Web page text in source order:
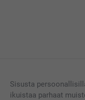
Sisusta
ikuistaa parhaat